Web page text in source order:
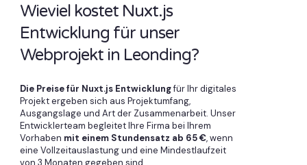
Wieviel kostet Nuxt.js
Entwicklung für unser
Webprojekt in Leonding?
Die Preise für Nuxt.js Entwicklungfür Ihr digitales
Projekt ergeben sich aus Projektumfang,
Ausgangslage und Art der Zusammenarbeit. Unser
Entwicklerteam begleitet Ihre Firma bei Ihrem
Vorhaben mit einem Stundensatz ab 65 €, wenn
eine Vollzeitauslastung und eine Mindestlaufzeit
von 3 Monaten gegeben sind.